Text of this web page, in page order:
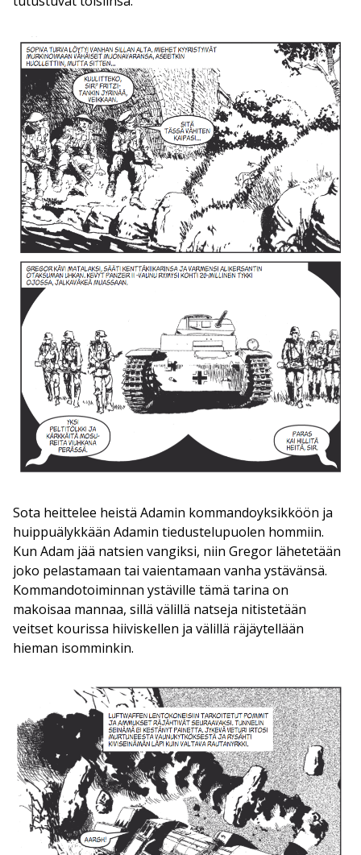
Sota heittelee heistä Adamin kommandoyksikköön ja
huippuälykkään Adamin tiedustelupuolen hommiin.
Kun Adam jää natsien vangiksi, niin Gregor lähetetään
joko pelastamaan tai vaientamaan vanha ystävänsä.
Kommandotoiminnan ystäville tämä tarina on
makoisaa mannaa, sillä välillä natseja nitistetään
veitset kourissa hiiviskellen ja välillä räjäytellään
hieman isomminkin.